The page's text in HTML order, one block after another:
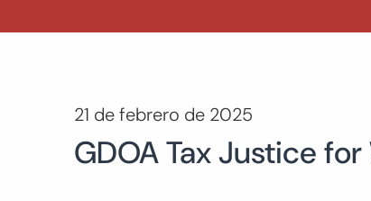
21 de febrero de 2025
GDOA Tax Justice